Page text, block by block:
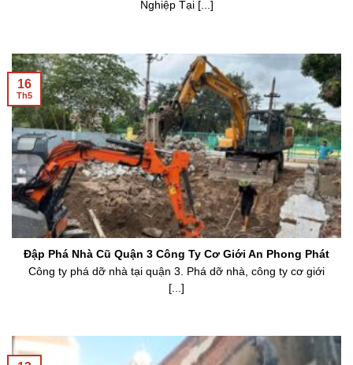
Công Ty đập Tháo Dỡ Nhà Cũ xây nhà mới Giá Rẻ Chuyên
Đập Phá Nhà Cũ Quận 3 Công Ty Cơ Giới An Phong Phát
Công ty phá dỡ nhà tại quận 3. Phá dỡ nhà, công ty cơ giới
16
Th5